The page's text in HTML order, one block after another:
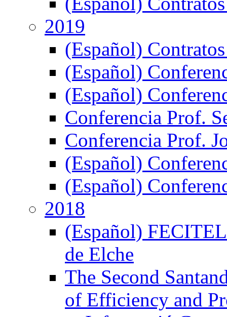
2019
(Español)
(Español)
(Español)
Conferencia Prof.
Conferencia Prof.
(Español)
(Español)
2018
(Español)
de Elche
The Second
of Efficiency and